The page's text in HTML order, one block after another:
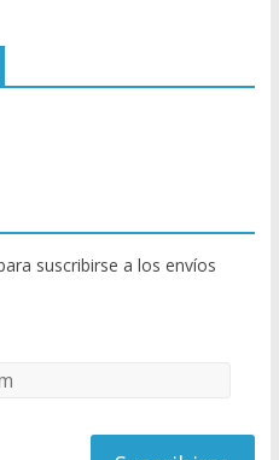
suscribirse a los envíos